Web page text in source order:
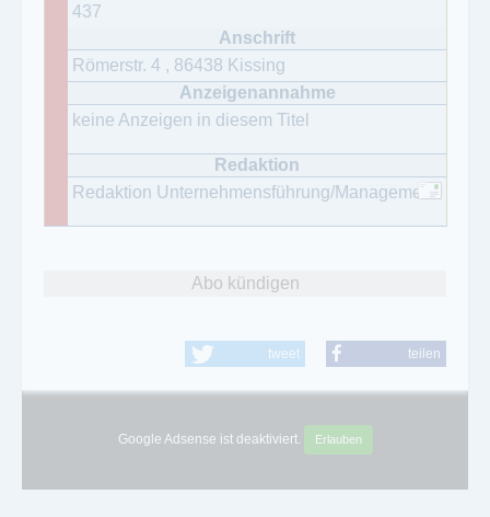
437
Römerstr. 4 , 86438 Kissing
keine Anzeigen in diesem Titel
Redaktion Unternehmensführung/Management
Abo kündigen
tweet teilen
Google Adsense ist deaktiviert. Erlauben